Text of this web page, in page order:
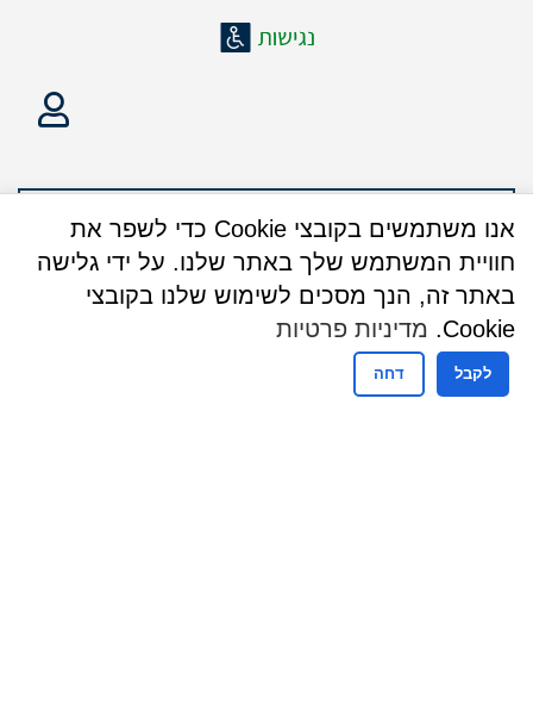
אנו משתמשים בקובצי Cookie כדי לשפר את
חוויית המשתמש שלך באתר שלנו. על ידי גלישה
באתר זה, הנך מסכים לשימוש שלנו בקובצי
Cookie.
מדיניות פרטיות
לקבל דחה